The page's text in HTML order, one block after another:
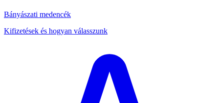
Bányászati medencék
Kifizetések és hogyan válasszunk